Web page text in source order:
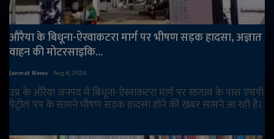
औरैया के बिधूना-ऐरवाकटरा मार्ग पर भीषण सड़क हादसा, अज्ञात
वाहन की मोटरसाइकि...
Janmat News Aug 6, 2026
उप्र के औरैया जनपद में बिधूना-ऐरवाकटरा मार्ग पर रठगांव के पास एचपी
पेट्रोल पंप के सामने भीषण सड़क हादसा होने की खबर सामने आ रही है।